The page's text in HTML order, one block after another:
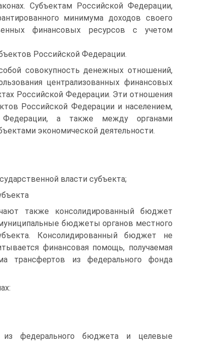
Субъектам Российской Федерации,
минимума дохо­дов своего
финансовых ресурсов с учетом
Российской Федерации.
совокупность денежных отношений,
централизованных фи­нансовых
Российской Федерации. Эти отношения
Российской Фе­дерации и населением,
а также между органами
экономиче­ской деятельности.
власти субъекта;
также консолидированный бюджет
бюджеты органов местного
Консолидированный бюджет не
финансовая помощь, получаемая
трансфертов из федерального фонда
из фе­дерального бюджета и целевые